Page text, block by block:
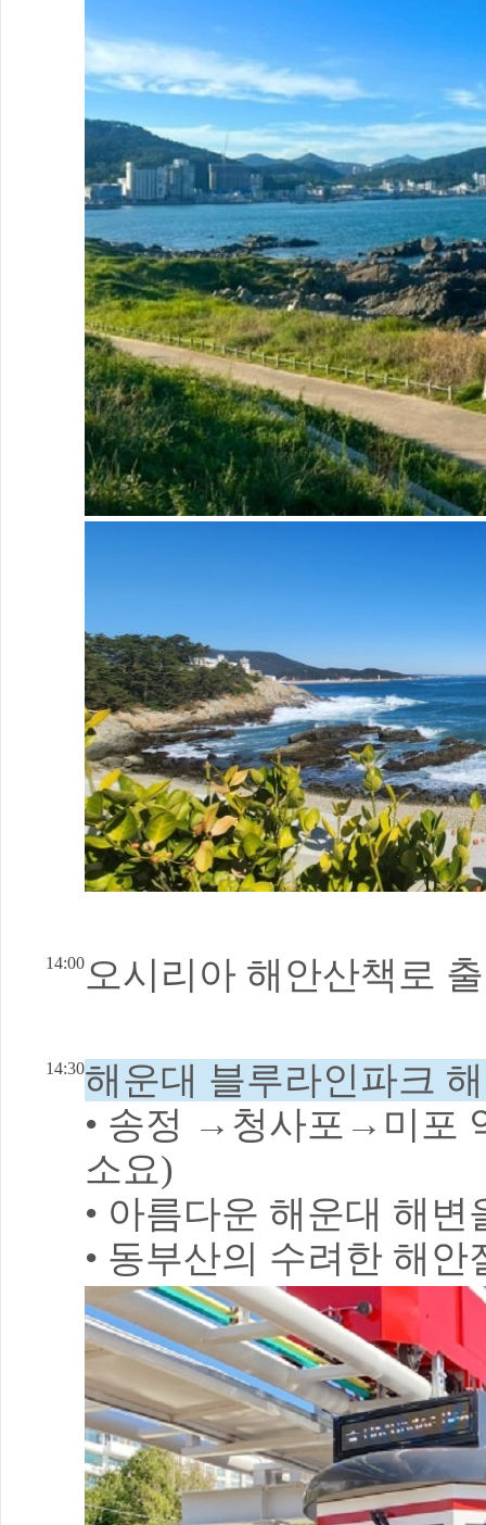
14:00오시리아 해안산책로
14:30해운대 블루라인파크
• 송정 →청사포→미포
소요)
• 아름다운 해운대 해
• 동부산의 수려한 해